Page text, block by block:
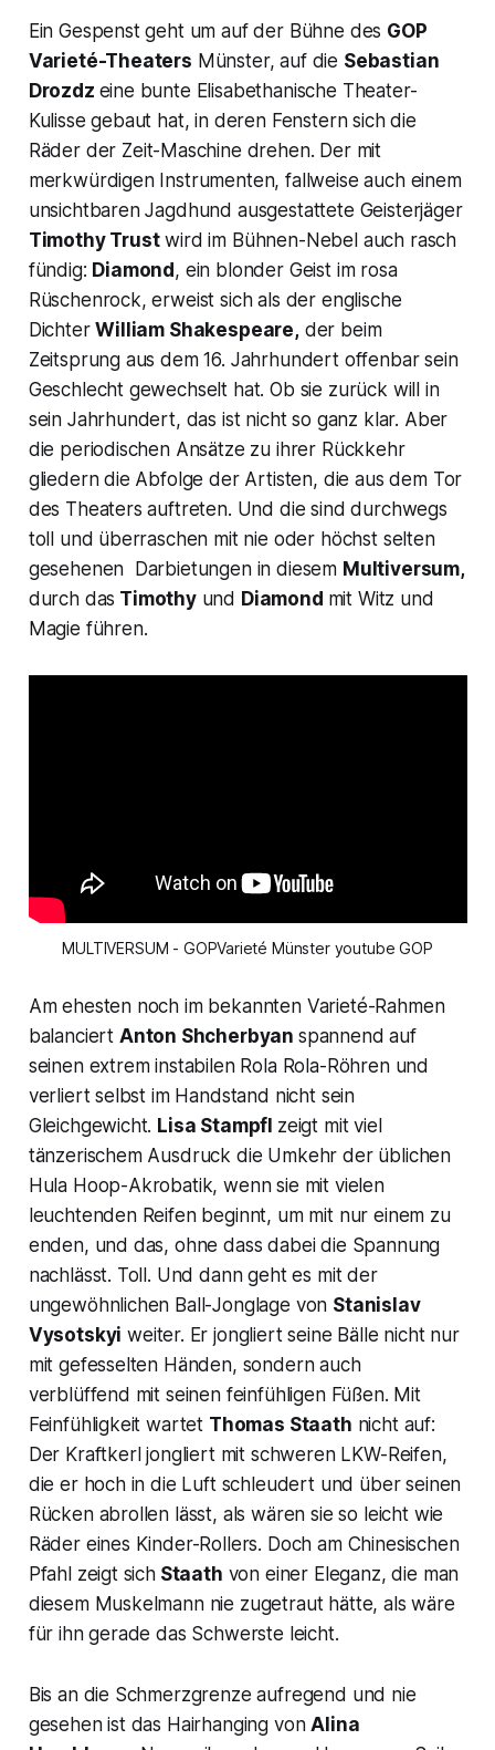
Ein Gespenst geht um auf der Bühne des GOP
Varieté-Theaters Münster, auf die Sebastian
Drozdz eine bunte Elisabethanische Theater-
Kulisse gebaut hat, in deren Fenstern sich die
Räder der Zeit-Maschine drehen. Der mit
merkwürdigen Instrumenten, fallweise auch einem
unsichtbaren Jagdhund ausgestattete Geisterjäger
Timothy Trustwird im Bühnen-Nebel auch rasch
fündig: Diamond, ein blonder Geist im rosa
Rüschenrock, erweist sich als der englische
DichterWilliam Shakespeare,der beim
Zeitsprung aus dem 16. Jahrhundert offenbar sein
Geschlecht gewechselt hat. Ob sie zurück will in
sein Jahrhundert, das ist nicht so ganz klar. Aber
die periodischen Ansätze zu ihrer Rückkehr
gliedern die Abfolge der Artisten, die aus dem Tor
des Theaters auftreten. Und die sind durchwegs
toll und überraschen mit nie oder höchst selten
gesehenen Darbietungen in diesem Multiversum,
durch das Timothyund Diamond mit Witz und
Magie führen.
MULTIVERSUM - GOPVarieté Münster youtube GOP
Am ehesten noch im bekannten Varieté-Rahmen
balanciert Anton Shcherbyan spannend auf
seinen extrem instabilen Rola Rola-Röhren und
verliert selbst im Handstand nicht sein
Gleichgewicht. Lisa Stampfl zeigt mit viel
tänzerischem Ausdruck die Umkehr der üblichen
Hula Hoop-Akrobatik, wenn sie mit vielen
leuchtenden Reifen beginnt, um mit nur einem zu
enden, und das, ohne dass dabei die Spannung
nachlässt. Toll. Und dann geht es mit der
ungewöhnlichen Ball-Jonglage von Stanislav
Vysotskyi weiter. Er jongliert seine Bälle nicht nur
mit gefesselten Händen, sondern auch
verblüffend mit seinen feinfühligen Füßen. Mit
Feinfühligkeit wartet Thomas Staath nicht auf:
Der Kraftkerl jongliert mit schweren LKW-Reifen,
die er hoch in die Luft schleudert und über seinen
Rücken abrollen lässt, als wären sie so leicht wie
Räder eines Kinder-Rollers. Doch am Chinesischen
Pfahl zeigt sichStaath von einer Eleganz, die man
diesem Muskelmann nie zugetraut hätte, als wäre
für ihn gerade das Schwerste leicht.
Bis an die Schmerzgrenze aufregend und nie
gesehen ist das Hairhanging vonAlina